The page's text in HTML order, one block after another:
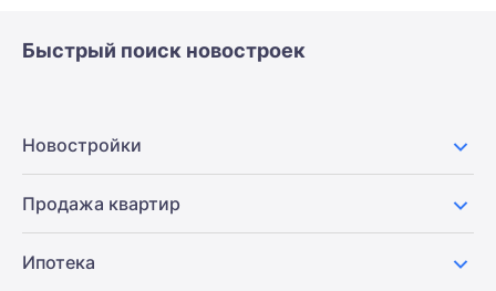
Быстрый поиск новостроек
Новостройки
Продажа квартир
Ипотека